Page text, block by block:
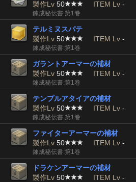
製作Lv 50 ITEM Lv -
錬成秘伝書:第1巻
テルミヌスパテ
製作Lv 50 ITEM Lv -
錬成秘伝書:第1巻
ガラントアーマーの補材
製作Lv 50 ITEM Lv -
錬成秘伝書:第1巻
テンプルアタイアの補材
製作Lv 50 ITEM Lv -
錬成秘伝書:第1巻
ファイターアーマーの補材
製作Lv 50 ITEM Lv -
錬成秘伝書:第1巻
ドラケンアーマーの補材
製作Lv 50 ITEM Lv -